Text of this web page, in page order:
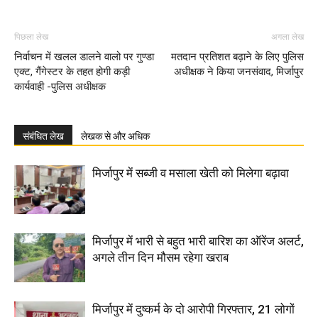
पिछला लेख
निर्वाचन में खलल डालने वालो पर गुण्डा
एक्ट, गैंगेस्टर के तहत होगी कड़ी
कार्यवाही -पुलिस अधीक्षक
अगला लेख
मतदान प्रतिशत बढ़ाने के लिए पुलिस
अधीक्षक ने किया जनसंवाद, मिर्जापुर
संबंधित लेख लेखक से और अधिक
मिर्जापुर में सब्जी व मसाला खेती को मिलेगा बढ़ावा
मिर्जापुर में भारी से बहुत भारी बारिश का ऑरेंज अलर्ट,
अगले तीन दिन मौसम रहेगा खराब
मिर्जापुर में दुष्कर्म के दो आरोपी गिरफ्तार, 21 लोगों